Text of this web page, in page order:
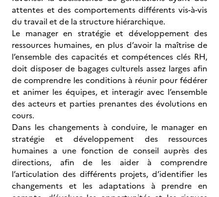
attentes et des comportements différents vis-à-vis
du travail et de la structure hiérarchique.
Le manager en stratégie et développement des
ressources humaines, en plus d’avoir la maîtrise de
l’ensemble des capacités et compétences clés RH,
doit disposer de bagages culturels assez larges afin
de comprendre les conditions à réunir pour fédérer
et animer les équipes, et interagir avec l’ensemble
des acteurs et parties prenantes des évolutions en
cours.
Dans les changements à conduire, le manager en
stratégie et développement des ressources
humaines a une fonction de conseil auprès des
directions, afin de les aider à comprendre
l’articulation des différents projets, d’identifier les
changements et les adaptations à prendre en